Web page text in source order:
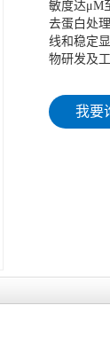
敏度达μM
去蛋白处
线和稳定
物研发及
我要